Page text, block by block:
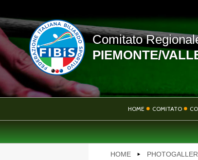
LINK UTILI
NEWS
Comitato
PIEMONTE/
HOME COMITATO
HOME